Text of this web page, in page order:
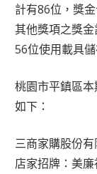
計有86位，獎
其他獎項之獎
56位使用載具
桃園市平鎮區
如下：
三商家購股份
店家招牌：美廉